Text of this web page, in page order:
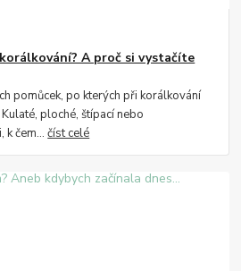
A proč si vystačíte
pomůcek, po kterých při korálkování
ploché, štípací nebo
k čem...číst celé